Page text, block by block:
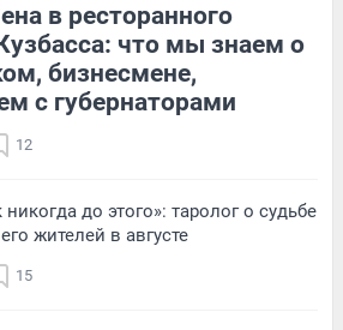
в ресторанного
что мы знаем о
бизнесмене,
с губернаторами
12
никогда до этого»: таролог о судьбе
жителей в августе
15